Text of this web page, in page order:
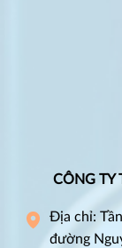
CÔNG TY
Địa chỉ:
đường